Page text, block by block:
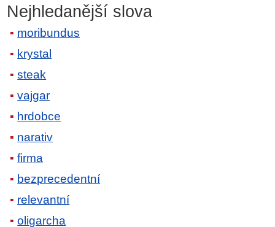
Nejhledanější slova
moribundus
krystal
steak
vajgar
hrdobce
narativ
firma
bezprecedentní
relevantní
oligarcha